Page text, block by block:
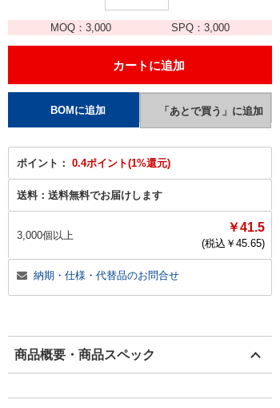
MOQ： 3,000 SPQ：3,000
ポイント： 0.4ポイント(1%還元)
送料： 送料無料でお届けします
3,000個以上
￥41.5
(税込￥ 45.65)
納期・仕様・代替品のお問合せ
商品概要・商品スペック